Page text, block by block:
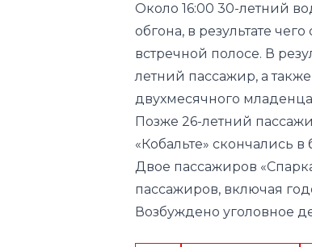
Около 16:00 30-летний
обгона, в результате
встречной полосе. В
летний пассажир, а
двухмесячного
Позже 26-летний
«Кобальте» скончались
Двое пассажиров
пассажиров, включая
Возбуждено уголовное